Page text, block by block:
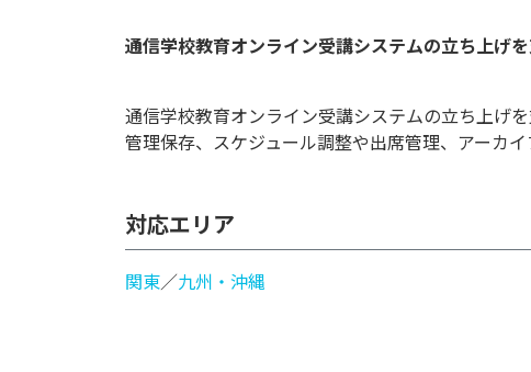
通信学校教育オンライン受講システムの立ち上げ
管理保存、スケジュール調整や出席管理、アーカイ
対応エリア
関東／九州・沖縄